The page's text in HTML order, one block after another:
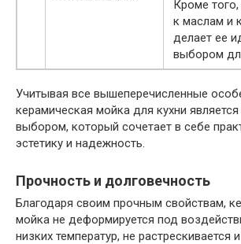
Кроме
к маслам и
делает ее
выбором
Учитывая все вышеперечисленные
керамическая мойка для кухни
выбором, который сочетает в себе
эстетику и надежность.
Прочность и долговечность
Благодаря своим прочным свойствам,
мойка не деформируется под
низких температур, не растрескивается